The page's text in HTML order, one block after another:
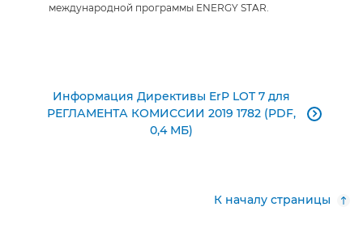
международной программы ENERGY STAR.
Информация Директивы ErP LOT 7 для
РЕГЛАМЕНТА КОМИССИИ 2019 1782 (PDF,
0,4 МБ)

К началу страницы